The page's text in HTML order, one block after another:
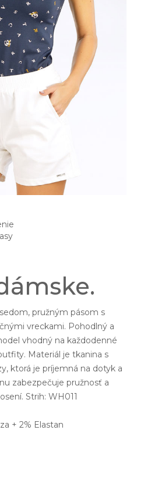
pružným pásom s
vreckami. Pohodlný a
vhodný na každodenné
Materiál je tkanina s
ktorá je príjemná na dotyk a
zabezpečuje pružnosť a
Strih: WH011
+ 2% Elastan